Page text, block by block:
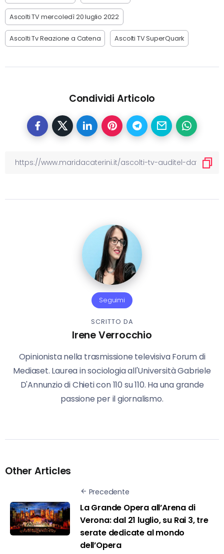
Ascolti TV mercoledì 20 luglio 2022
Ascolti Tv Reazione a Catena Ascolti TV SuperQuark
Condividi Articolo
Seguimi
SCRITTO DA
Irene Verrocchio
Opinionista nella trasmissione televisiva Forum di
Mediaset. Laurea in sociologia all'Università Gabriele
D'Annunzio di Chieti con 110 su 110. Ha una grande
passione per il giornalismo.
Other Articles
Precedente
La Grande Opera all’Arena di
Verona: dal 21 luglio, su Rai 3, tre
serate dedicate al mondo
dell’Opera